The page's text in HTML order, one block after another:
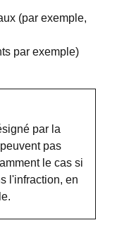
(par exemple,
par exemple)
par la
pas
le cas si
l'infraction, en